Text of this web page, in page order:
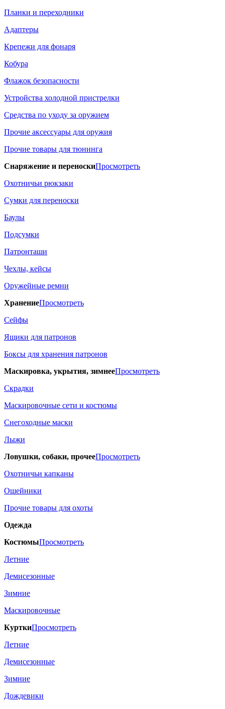
Планки и переходники
Адаптеры
Крепежи для фонаря
Кобура
Флажок безопасности
Устройства холодной пристрелки
Средства по уходу за оружием
Прочие аксессуары для оружия
Прочие товары для тюнинга
Снаряжение и переноскиПросмотреть
Охотничьи рюкзаки
Сумки для переноски
Баулы
Подсумки
Патронташи
Чехлы, кейсы
Оружейные ремни
ХранениеПросмотреть
Сейфы
Ящики для патронов
Боксы для хранения патронов
Маскировка, укрытия, зимнееПросмотреть
Скрадки
Маскировочные сети и костюмы
Снегоходные маски
Лыжи
Ловушки, собаки, прочееПросмотреть
Охотничьи капканы
Ошейники
Прочие товары для охоты
Одежда
КостюмыПросмотреть
Летние
Демисезонные
Зимние
Маскировочные
КурткиПросмотреть
Летние
Демисезонные
Зимние
Дождевики